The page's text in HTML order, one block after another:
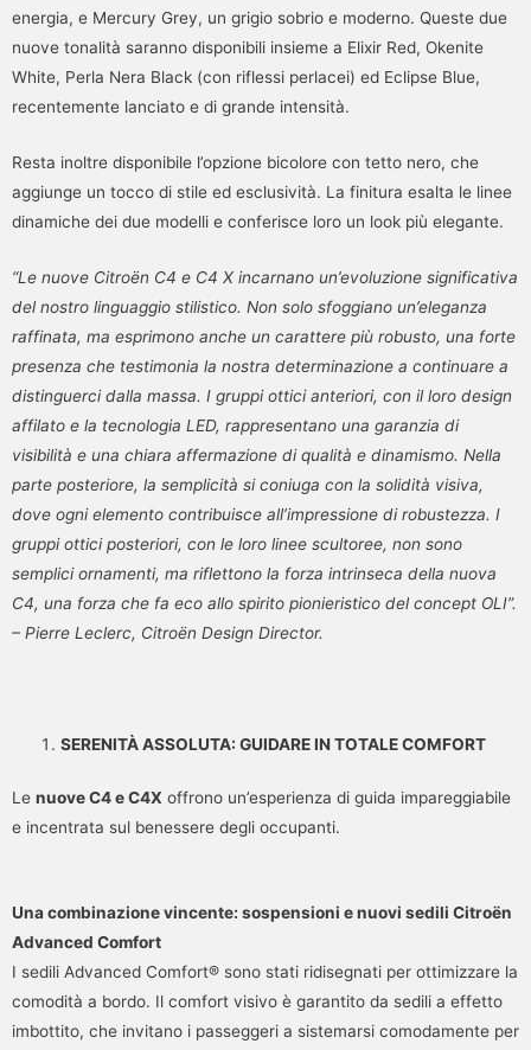
energia, e Mercury Grey, un grigio sobrio e moderno. Queste due
nuove tonalità saranno disponibili insieme a Elixir Red, Okenite
White, Perla Nera Black (con riflessi perlacei) ed Eclipse Blue,
recentemente lanciato e di grande intensità.
Resta inoltre disponibile l’opzione bicolore con tetto nero, che
aggiunge un tocco di stile ed esclusività. La finitura esalta le linee
dinamiche dei due modelli e conferisce loro un look più elegante.
“Le nuove Citroën C4 e C4 X incarnano un’evoluzione significativa
del nostro linguaggio stilistico. Non solo sfoggiano un’eleganza
raffinata, ma esprimono anche un carattere più robusto, una forte
presenza che testimonia la nostra determinazione a continuare a
distinguerci dalla massa. I gruppi ottici anteriori, con il loro design
affilato e la tecnologia LED, rappresentano una garanzia di
visibilità e una chiara affermazione di qualità e dinamismo. Nella
parte posteriore, la semplicità si coniuga con la solidità visiva,
dove ogni elemento contribuisce all’impressione di robustezza. I
gruppi ottici posteriori, con le loro linee scultoree, non sono
semplici ornamenti, ma riflettono la forza intrinseca della nuova
C4, una forza che fa eco allo spirito pionieristico del concept OLI”.
– Pierre Leclerc, Citroën Design Director.
SERENITÀ ASSOLUTA: GUIDARE IN TOTALE COMFORT
Le nuove C4 e C4X offrono un’esperienza di guida impareggiabile
e incentrata sul benessere degli occupanti.
Una combinazione vincente: sospensioni e nuovi sedili Citroën
Advanced Comfort
I sedili Advanced Comfort® sono stati ridisegnati per ottimizzare la
comodità a bordo. Il comfort visivo è garantito da sedili a effetto
imbottito, che invitano i passeggeri a sistemarsi comodamente per